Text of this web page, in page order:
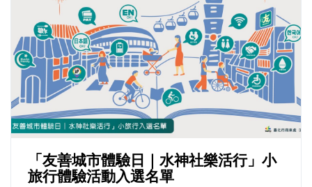
「友善城市體驗日｜水神社樂活行」小
旅行體驗活動入選名單